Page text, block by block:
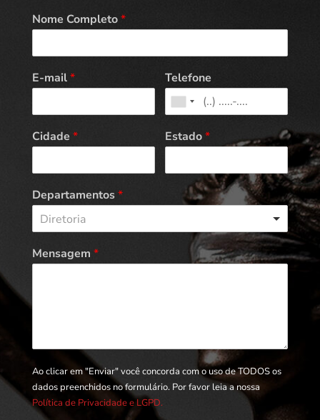
Nome Completo*
E-mail* Telefone
Cidade * Estado*
Departamentos*
Diretoria
Mensagem *
Ao clicar em "Enviar" você concorda com o uso de TODOS os
dados preenchidos no formulário. Por favor leia a nossa
Política de Privacidade e LGPD.